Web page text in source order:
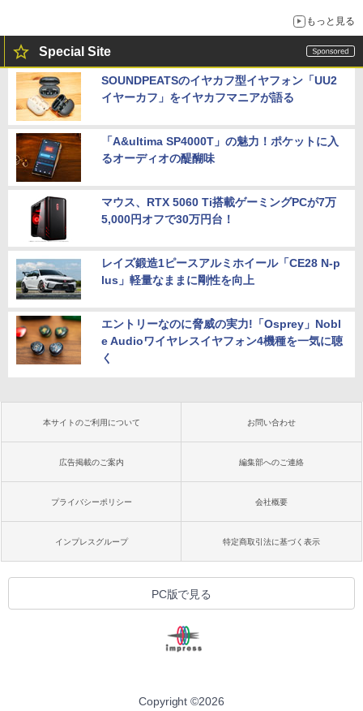
もっと見る
Special Site
SOUNDPEATSのイヤカフ型イヤフォン「UU2
イヤーカフ」をイヤカフマニアが語る
「A&ultima SP4000T」の魅力！ポケットに入
るオーディオの醍醐味
マウス、RTX 5060 Ti搭載ゲーミングPCが7万
5,000円オフで30万円台！
レイズ鍛造1ピースアルミホイール「CE28 N-p
lus」軽量なままに剛性を向上
エントリーなのに脅威の実力!「Osprey」Nobl
e Audioワイヤレスイヤフォン4機種を一気に聴
く
本サイトのご利用について お問い合わせ
広告掲載のご案内 編集部へのご連絡
プライバシーポリシー 会社概要
インプレスグループ 特定商取引法に基づく表示
PC版で見る
Copyright ©2026